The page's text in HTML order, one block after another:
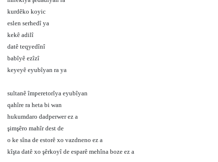
kurdêko koyic
eslen serhedî ya
kekê adilî
datê teqyedînî
babîyê ezîzî
keyeyê eyubîyan ra ya
sultanê împeretorîya eyubîyan
qahîre ra heta bi wan
hukumdaro dadperwer ez a
şimşêro mahîr dest de
o ke sîna de estorê xo vazdneno ez a
kîşta datê xo şêrkoyî de esparê mehîna boze ez a